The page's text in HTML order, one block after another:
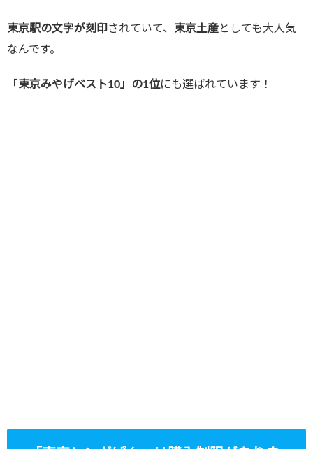
東京駅の文字が刻印されていて、 東京土産としても大人気
なんです。
「 東京みやげベスト10」の1位にも選ばれています！